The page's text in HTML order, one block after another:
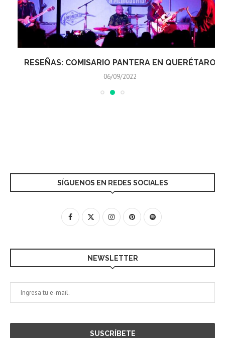
RESEÑAS: COMISARIO PANTERA EN QUERÉTARO
06/09/2022
SÍGUENOS EN REDES SOCIALES
NEWSLETTER